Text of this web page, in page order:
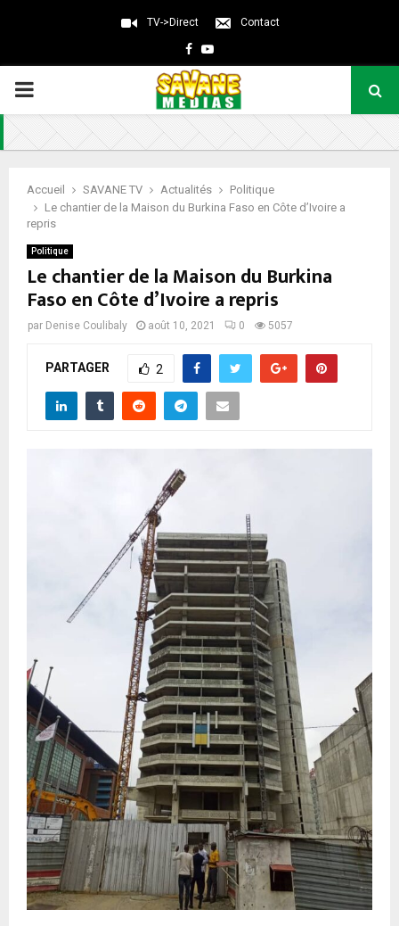
TV->Direct Contact
Facebook
Youtube
PRIMARY
MENU
Accueil SAVANE TV Actualités
Politique
Le chantier de la Maison du Burkina Faso en Côte d’Ivoire a
repris
Politique
Le chantier de la Maison du Burkina
Faso en Côte d’Ivoire a repris
par Denise Coulibaly août 10, 2021 0 5057
PARTAGER 2